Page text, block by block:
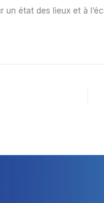
un état des lieux et à